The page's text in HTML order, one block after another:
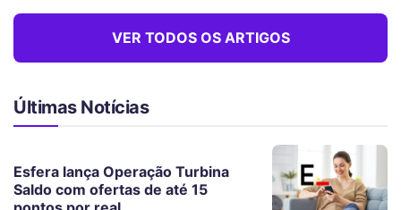
VER TODOS OS ARTIGOS
Últimas Notícias
Esfera lança Operação Turbina
Saldo com ofertas de até 15